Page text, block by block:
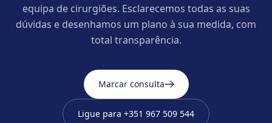
equipa de cirurgiões. Esclarecemos todas as suas
dúvidas e desenhamos um plano à sua medida, com
total transparência.
Marcar consulta
Ligue para +351 967 509 544